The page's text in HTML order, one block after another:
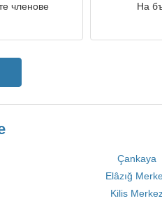
членове На
Çankaya
Elâzığ
Kilis